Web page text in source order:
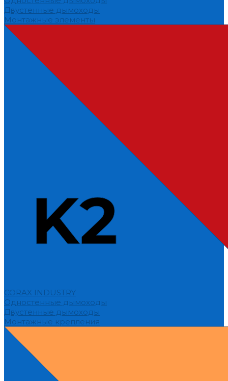
Двустенные дымоходы
Монтажные элементы
CORAX INDUSTRY
Одностенные дымоходы
Двустенные дымоходы
Монтажные крепления